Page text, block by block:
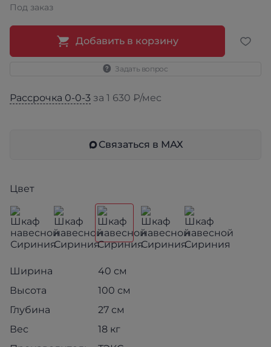
Под заказ
Добавить в корзину
Задать вопрос
Рассрочка 0-0-3 за 1 630 ₽/мес
Связаться в МАХ
Цвет
Ширина
40 см
Высота
100 см
Глубина
27 см
Вес
18 кг